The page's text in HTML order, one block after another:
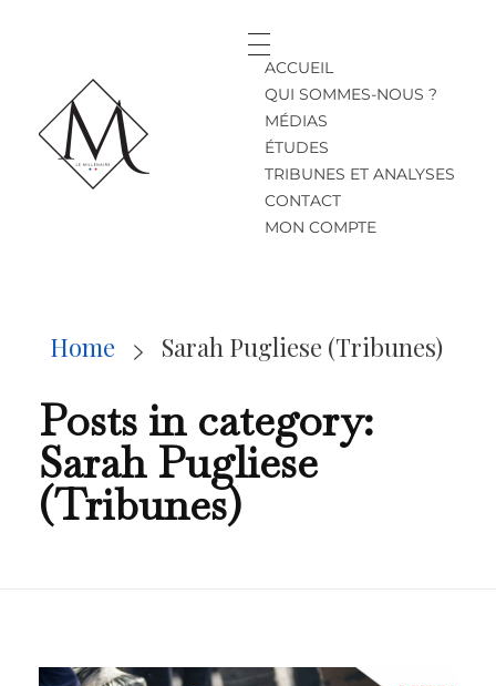
ACCUEIL
QUI SOMMES-NOUS ?
MÉDIAS
ÉTUDES
TRIBUNES ET ANALYSES
CONTACT
MON COMPTE
Home Sarah Pugliese (Tribunes)
Posts in category:
Sarah Pugliese
(Tribunes)